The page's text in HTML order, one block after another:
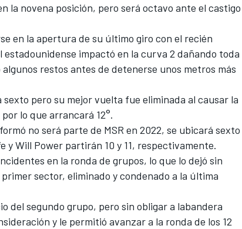
la novena posición, pero será octavo ante el castigo
en la apertura de su último giro con el recién
impactó en la curva 2 dañando toda
restos antes de detenerse unos metros más
pero su mejor vuelta fue eliminada al causar la
lo que arrancará 12°.
no será parte de MSR en 2022, se ubicará sexto
Will Power partirán 10 y 11, respectivamente.
en la ronda de grupos, lo que lo dejó sin
sector, eliminado y condenado a la última
del segundo grupo, pero sin obligar a labandera
y le permitió avanzar a la ronda de los 12